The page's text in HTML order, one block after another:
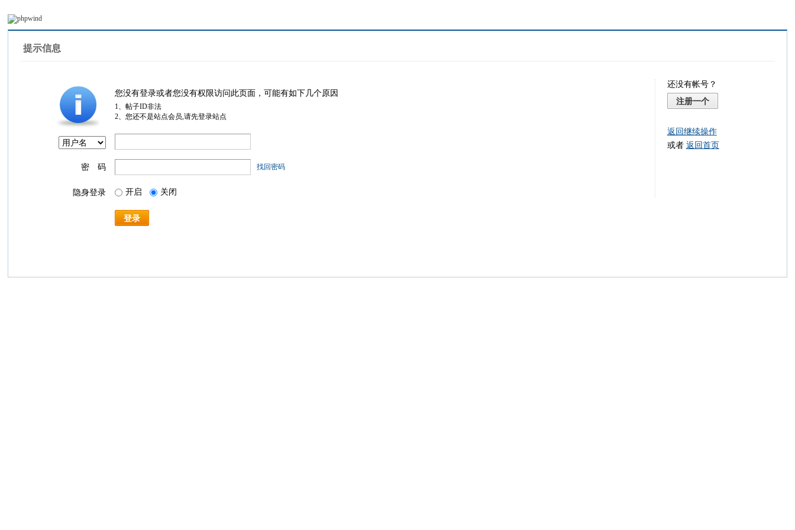
提示信息
您没有登录或者您没有权限访问此页面，可能有如下几个原因
1、帖子ID非法
2、您还不是站点会员,请先登录站点
密 码 找回密码
隐身登录 开启 关闭
登录
还没有帐号？
注册一个
返回继续操作
或者 返回首页